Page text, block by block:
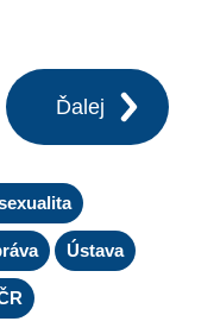
Ďalej
Ústava